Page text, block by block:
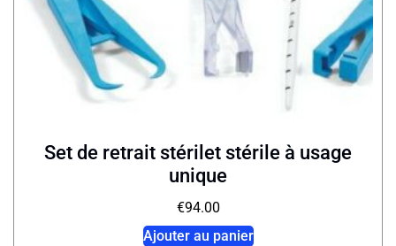
Set de retrait stérilet stérile à usage
unique
€94.00
Ajouter au panier